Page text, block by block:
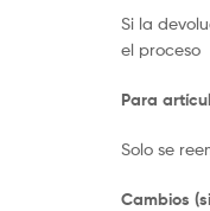
Si la
el proceso
Para
Solo se
Cambios